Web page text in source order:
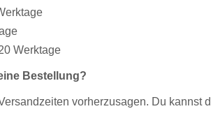
Werktage
Bestellung?
vorherzusagen. Du kannst